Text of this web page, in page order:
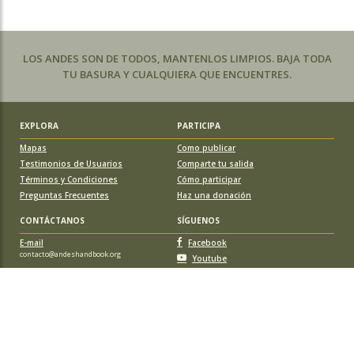
LOS ANDES SON DE TODOS, MANTENLOS LIMPIOS. BAJA TODA
TU BASURA Y CUALQUIERA QUE ENCUENTRES.
EXPLORA
PARTICIPA
Mapas
Testimonios de Usuarios
Términos y Condiciones
Preguntas Frecuentes
Como publicar
Comparte tu salida
Cómo participar
Haz una donación
CONTÁCTANOS
SÍGUENOS
E-mail
contacto@andeshandbook.org
Facebook
Youtube